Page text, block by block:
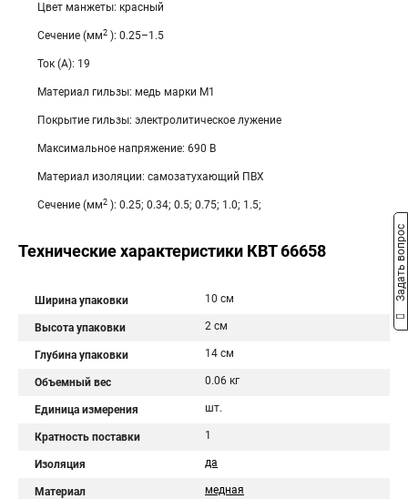
Цвет манжеты: красный
Сечение (мм2 ): 0.25–1.5
Ток (А): 19
Материал гильзы: медь марки М1
Покрытие гильзы: электролитическое лужение
Максимальное напряжение: 690 В
Материал изоляции: самозатухающий ПВХ
Сечение (мм2 ): 0.25; 0.34; 0.5; 0.75; 1.0; 1.5;
Технические характеристики КВТ 66658
Ширина упаковки 10 см
Высота упаковки 2 см
Глубина упаковки 14 см
Объемный вес 0.06 кг
Единица измерения шт.
Кратность поставки 1
Изоляция да
Материал медная
Задать вопрос